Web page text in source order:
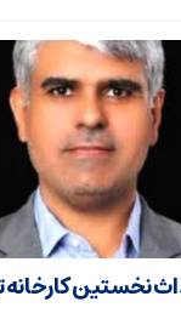
نخستین کارخانه